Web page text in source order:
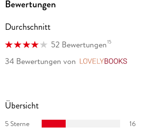
Bewertungen
Durchschnitt
52 Bewertungen15
34 Bewertungen von
Übersicht
5 Sterne
16